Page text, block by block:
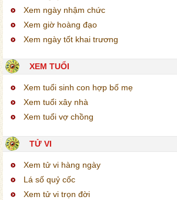
Xem ngày nhậm chức
Xem giờ hoàng đạo
Xem ngày tốt khai trương
XEM TUỔI
Xem tuổi sinh con hợp bố mẹ
Xem tuổi xây nhà
Xem tuổi vợ chồng
TỬ VI
Xem tử vi hàng ngày
Lá số quỷ cốc
Xem tử vi trọn đời